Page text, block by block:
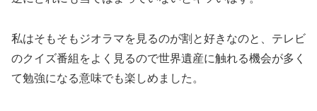
私はそもそもジオラマを見るのが割と好きなのと、テレビ
のクイズ番組をよく見るので世界遺産に触れる機会が多く
て勉強になる意味でも楽しめました。